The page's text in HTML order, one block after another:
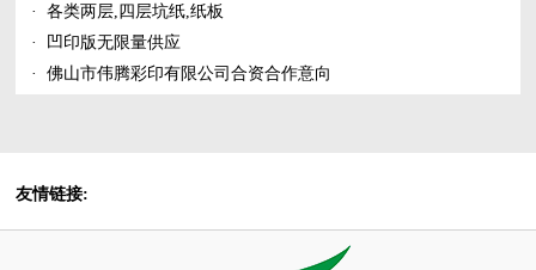
·
各类两层,四层坑纸,纸板
·
凹印版无限量供应
·
佛山市伟腾彩印有限公司合资合作意向
友情链接: